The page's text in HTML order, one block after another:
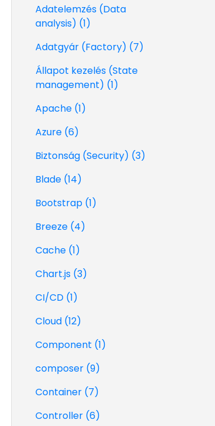
Adatelemzés (Data
analysis) (1)
Adatgyár (Factory) (7)
Állapot kezelés (State
management) (1)
Apache (1)
Azure (6)
Biztonság (Security) (3)
Blade (14)
Bootstrap (1)
Breeze (4)
Cache (1)
Chart.js (3)
CI/CD (1)
Cloud (12)
Component (1)
composer (9)
Container (7)
Controller (6)